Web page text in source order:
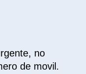
no
de movil.